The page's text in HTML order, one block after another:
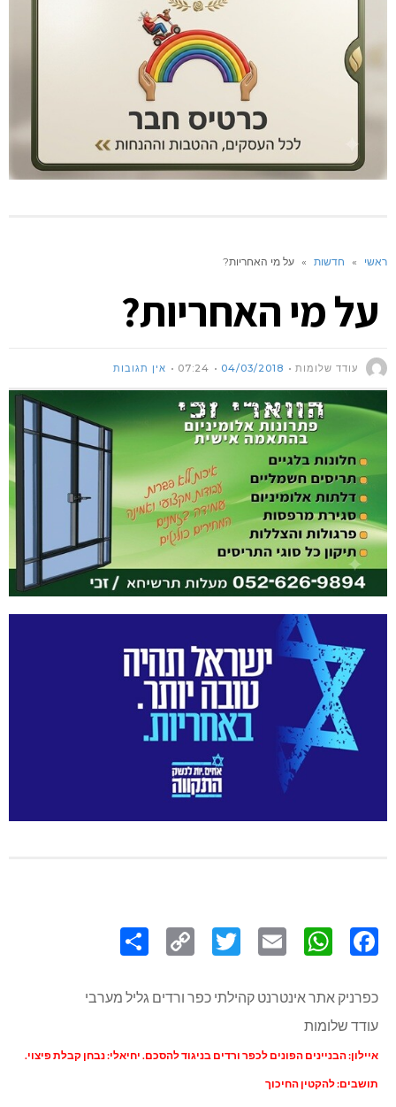
ראשי » חדשות » על מי האחריות?
על מי האחריות?
עודד שלומות 04/03/2018
07:24 אין תגובות
Link
כפרניק אתר אינטרנט קהילתי כפר ורדים גליל מערבי
עודד שלומות
איילון: הבניינים הפונים לכפר ורדים בניגוד להסכם. יחיאלי: נבחן קבלת פיצוי.
תושבים: להקטין החיכוך